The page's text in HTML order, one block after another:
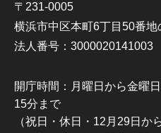
〒231-0005
横浜市中区本町6丁目50番地
法人番号：3000020141003
開庁時間：月曜日から金曜
15分まで
（祝日・休日・12月29日か